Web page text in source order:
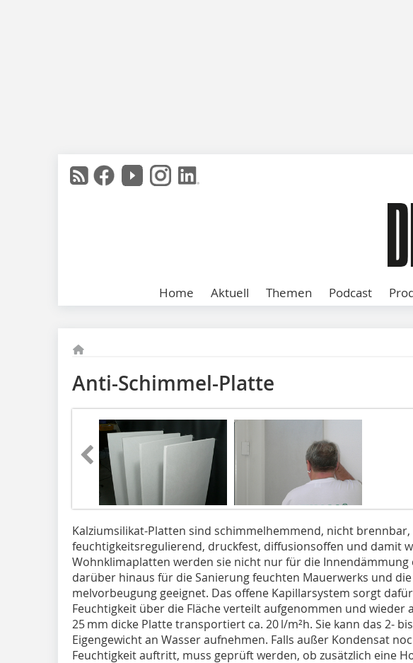
Home Aktuell Themen Podcast
Anti-Schimmel-Platte
Kalziumsilikat-Platten sind schimmelhemmend, nicht brennbar,
feuchtigkeitsregulierend, druckfest, diffusionsoffen und damit
Wohnklimaplatten werden sie nicht nur für die Innendämmung
darüber hinaus für die Sanierung feuchten Mauerwerks und
melvorbeugung geeignet. Das offene Kapillarsystem sorgt
Feuchtigkeit über die Fläche verteilt aufgenommen und wieder
25 mm dicke Platte transportiert ca. 20 l/m²h. Sie kann das 2-
Eigengewicht an Wasser aufnehmen. Falls außer Kondensat
Feuchtigkeit auftritt, muss geprüft werden, ob zusätzlich eine